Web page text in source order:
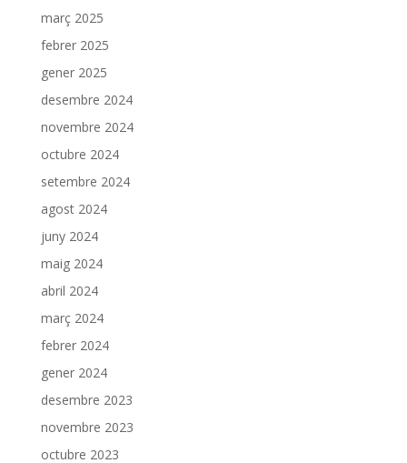
març 2025
febrer 2025
gener 2025
desembre 2024
novembre 2024
octubre 2024
setembre 2024
agost 2024
juny 2024
maig 2024
abril 2024
març 2024
febrer 2024
gener 2024
desembre 2023
novembre 2023
octubre 2023